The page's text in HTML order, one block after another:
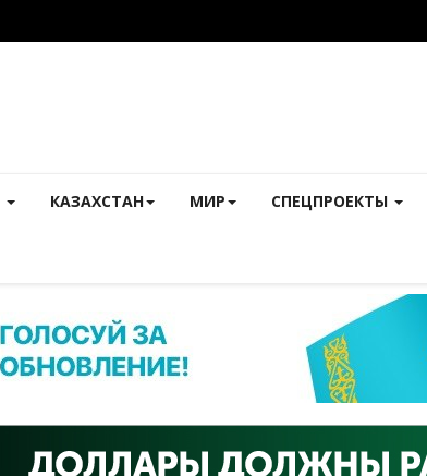
КАЗАХСТАН МИР СПЕЦПРОЕКТЫ